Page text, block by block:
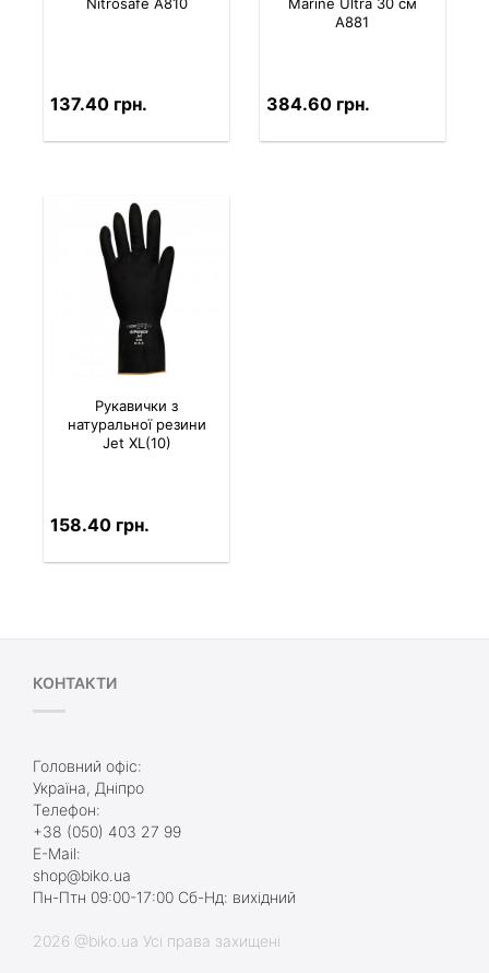
137.40 грн.
A881
384.60 грн.
Рукавички з
натуральної резини
Jet XL(10)
158.40 грн.
КОНТАКТИ
Головний офіс:
Україна, Дніпро
Телефон:
+38 (050) 403 27 99
E-Mail:
shop@biko.ua
Пн-Птн 09:00-17:00 Сб-Нд: вихідний
2026 @biko.ua Усі права захищені